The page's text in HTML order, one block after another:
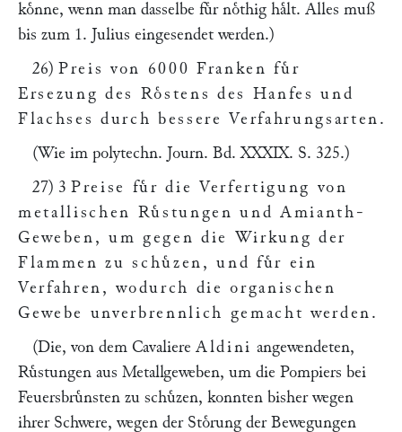
koͤnne, wenn man dasselbe fuͤr noͤthig haͤlt. Alles muß
bis zum 1. Julius eingesendet werden.)
26) Preis von 6000 Franken fuͤr
Ersezung des Roͤstens des Hanfes und
Flachses durch bessere Verfahrungsarten .
(Wie im polytechn. Journ. Bd. XXXIX. S. 325.)
27) 3 Preise fuͤr die Verfertigung von
metallischen Ruͤstungen und Amianth-
Geweben, um gegen die Wirkung der
Flammen zu schuͤzen, und fuͤr ein
Verfahren, wodurch die organischen
Gewebe unverbrennlich gemacht werden .
(Die, von dem Cavaliere Aldini angewendeten,
Ruͤstungen aus Metallgeweben, um die Pompiers bei
Feuersbruͤnsten zu schuͤzen, konnten bisher wegen
ihrer Schwere, wegen der Stoͤrung der Bewegungen